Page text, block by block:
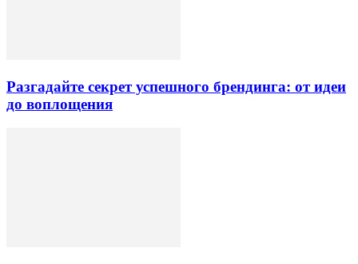
Разгадайте секрет успешного брендинга: от идеи
до воплощения